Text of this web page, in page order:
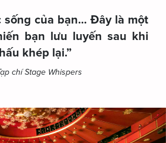
sống của bạn... Đây là một
bạn lưu luyến sau khi
khép lại.”
chí Stage Whispers